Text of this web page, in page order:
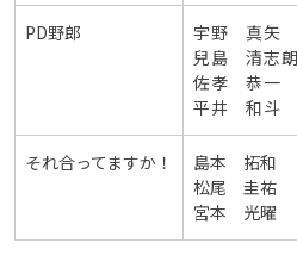
PD野郎
宇野 真矢
兒島 清志朗
佐孝 恭一
平井 和斗
それ合ってますか！
島本 拓和
松尾 圭祐
宮本 光曜